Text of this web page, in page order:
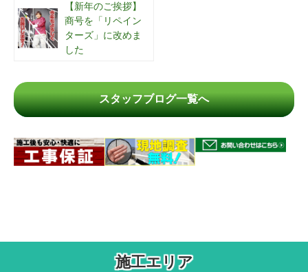
【新年のご挨拶】
商号を「リペイン
ターズ」に改めま
した
スタッフブログ一覧へ
施工エリア